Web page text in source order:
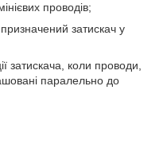
проводів;
затискач у
затискача, коли проводи,
паралельно до